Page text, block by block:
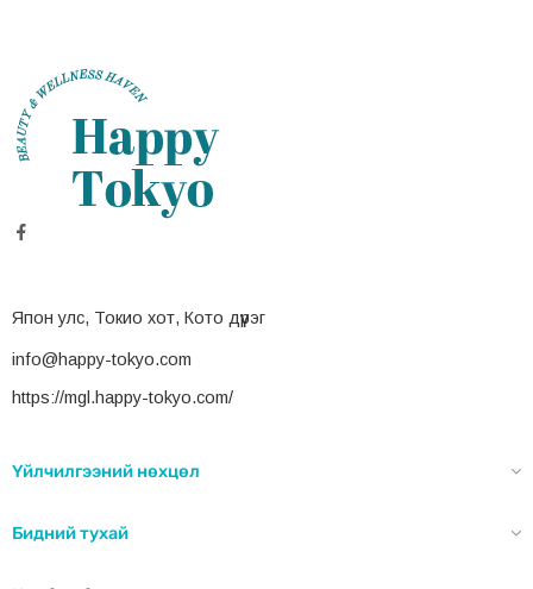
Япон улс, Токио хот, Кото дүүрэг
info@happy-tokyo.com
https://mgl.happy-tokyo.com/
Үйлчилгээний нөхцөл
Бидний тухай